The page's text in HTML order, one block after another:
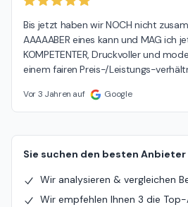
Bis jetzt haben wir NOCH nicht
AAAAABER eines kann und MAG ich
KOMPETENTER, Druckvoller und
einem fairen Preis-/Leistungs-
Vor 3 Jahren auf Google
Sie suchen den besten Anbieter
Wir analysieren & vergleichen
Wir empfehlen Ihnen 3 die